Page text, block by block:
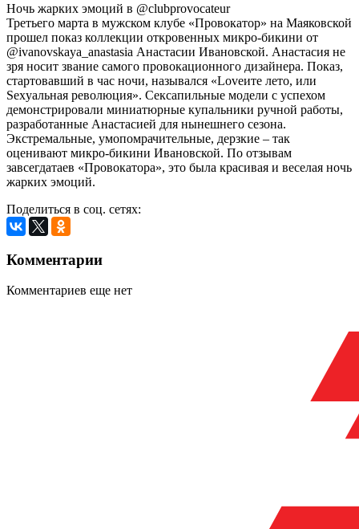
Ночь жарких эмоций в @clubprovocateur
Третьего марта в мужском клубе «Провокатор» на Маяковской
прошел показ коллекции откровенных микро-бикини от
@ivanovskaya_anastasia Анастасии Ивановской. Анастасия не
зря носит звание самого провокационного дизайнера. Показ,
стартовавший в час ночи, назывался «Loveите лето, или
Sexyальная революция». Сексапильные модели с успехом
демонстрировали миниатюрные купальники ручной работы,
разработанные Анастасией для нынешнего сезона.
Экстремальные, умопомрачительные, дерзкие – так
оценивают микро-бикини Ивановской. По отзывам
завсегдатаев «Провокатора», это была красивая и веселая ночь
жарких эмоций.
Поделиться в соц. сетях:
Комментарии
Комментариев еще нет